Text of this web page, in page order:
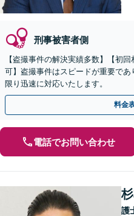
刑事被害者側
【盗撮事件の解決実績多数】【初
可】盗撮事件はスピードが重要で
限り迅速に対応いたします。
料金
電話でお問い合わせ
護